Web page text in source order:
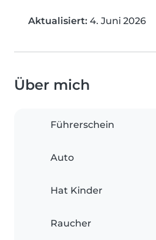
Aktualisiert: 4. Juni 2026
Über mich
Führerschein
Auto
Hat Kinder
Raucher